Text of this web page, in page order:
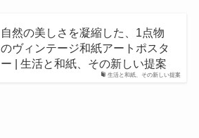
生活と和紙、その新しい提案
自然の美しさを凝縮した、1点物
のヴィンテージ和紙アートポスタ
ー | 生活と和紙、その新しい提案